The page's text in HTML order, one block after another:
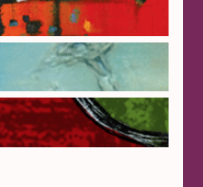
2007
2005
2003